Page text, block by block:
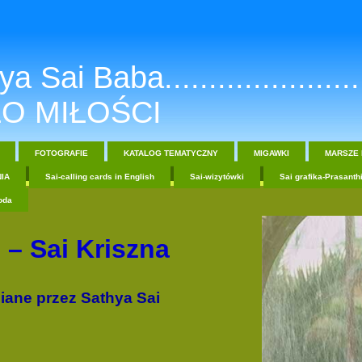
Sai
MIŁOŚCI
FOTOGRAFIE KATALOG TEMATYCZNY MIGAWKI MARSZE
Sai-calling cards in English Sai-wizytówki Sai grafika-Prasanthi
– Sai Kriszna
przez Sathya Sai